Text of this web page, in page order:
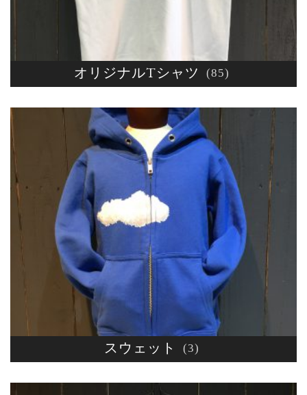
オリジナルTシャツ (85)
スウェット (3)